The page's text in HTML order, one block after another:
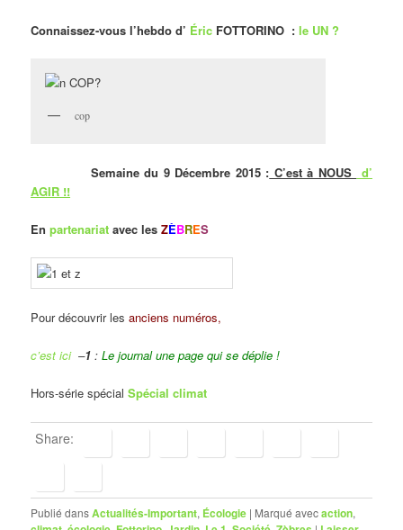
Connaissez-vous l’hebdo d’ Éric FOTTORINO :le UN ?
cop
Semaine du 9 Décembre 2015 : C’est à NOUS d’
AGIR !!
Enpartenariat avec lesZÈBRES
Pour découvrir lesanciens numéros,
c’est ici–1 : Le journal une page qui se déplie !
Hors-série spécial Spécial climat
Share:
Publié dansActualités-Important, Écologie | Marqué avecaction,